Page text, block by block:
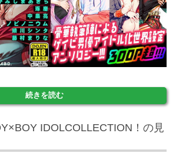
続きを読む
IDOLCOLLECTION！の見